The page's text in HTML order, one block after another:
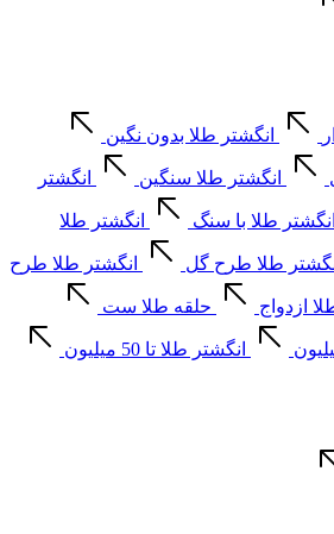
انگشتر طلا بدون نگین
انگشتر طلا سنگین انگشتر
انگشتر طلا با سنگ انگشتر طلا
طلا طرح گل انگشتر طلا طرح
ازدواج حلقه طلا ست
انگشتر طلا تا 50 میلیون